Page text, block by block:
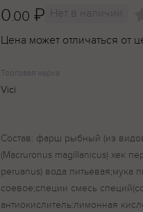
0.00 ₽ Нет в наличии
Цена может отличаться от
Торговая марка
Vici
Состав: фарш рыбный (из
(Macruronus magillanicus) хек
peruanus) вода питьевая;мука
соевое;специи смесь
антиокислитель:лимонная